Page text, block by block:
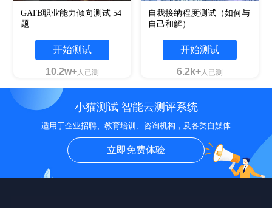
GATB职业能力倾向测试 54
题
开始测试
10.2w+人已测
自我接纳程度测试（如何与
自己和解）
开始测试
6.2k+人已测
小猫测试 智能云测评系统
适用于企业招聘、教育培训、咨询机构，及各类自媒体
立即免费体验